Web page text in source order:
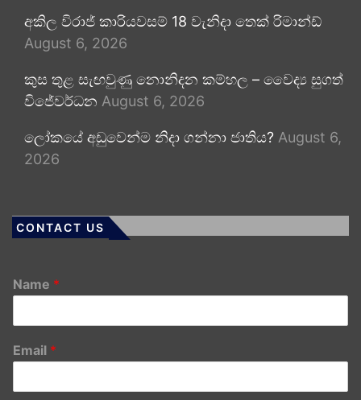
අකිල විරාජ් කාරියවසම් 18 වැනිදා තෙක් රිමාන්ඩ්
August 6, 2026
කුස තුළ සැඟවුණු නොනිදන කම්හල – වෛද්‍ය සුගත්
විජේවර්ධන August 6, 2026
ලෝකයේ අඩුවෙන්ම නිදා ගන්නා ජාතිය? August 6,
2026
CONTACT US
Name *
Email *